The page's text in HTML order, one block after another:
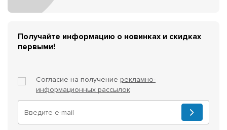
Получайте информацию о новинках и скидках
первыми!
Согласие на получение рекламно-
информационных рассылок